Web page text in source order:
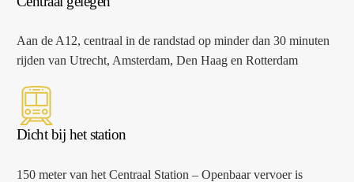
Aan de A12, centraal in de randstad op minder dan 30 minuten
rijden van Utrecht, Amsterdam, Den Haag en Rotterdam
Dicht bij het station
150 meter van het Centraal Station – Openbaar vervoer is